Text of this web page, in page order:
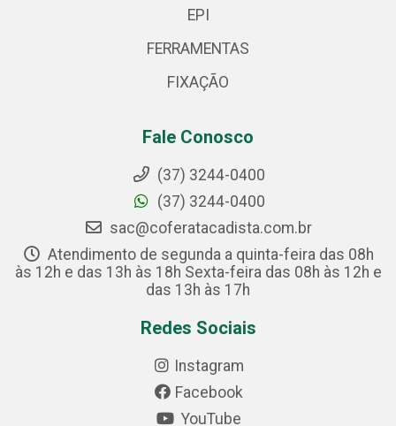
EPI
FERRAMENTAS
FIXAÇÃO
Fale Conosco
(37) 3244-0400
(37) 3244-0400
sac@coferatacadista.com.br
Atendimento de segunda a quinta-feira das 08h
às 12h e das 13h às 18h Sexta-feira das 08h às 12h e
das 13h às 17h
Redes Sociais
Instagram
Facebook
YouTube